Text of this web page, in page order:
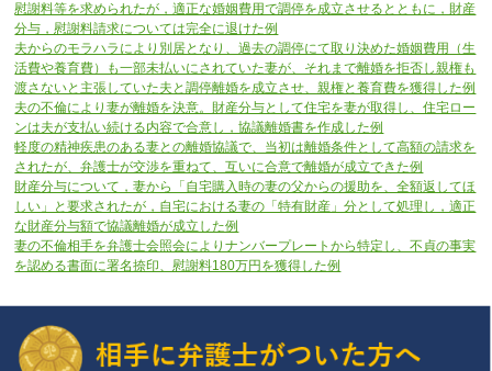
慰謝料等を求められたが，適正な婚姻費用で調停を成立させるとともに，財産
分与，慰謝料請求については完全に退けた例
夫からのモラハラにより別居となり、過去の調停にて取り決めた婚姻費用（生
活費や養育費）も一部未払いにされていた妻が、それまで離婚を拒否し親権も
渡さないと主張していた夫と調停離婚を成立させ、親権と養育費を獲得した例
夫の不倫により妻が離婚を決意。財産分与として住宅を妻が取得し、住宅ロー
ンは夫が支払い続ける内容で合意し，協議離婚書を作成した例
軽度の精神疾患のある妻との離婚協議で、当初は離婚条件として高額の請求を
されたが、弁護士が交渉を重ねて、互いに合意で離婚が成立できた例
財産分与について，妻から「自宅購入時の妻の父からの援助を、全額返してほ
しい」と要求されたが，自宅における妻の「特有財産」分として処理し，適正
な財産分与額で協議離婚が成立した例
妻の不倫相手を弁護士会照会によりナンバープレートから特定し、不貞の事実
を認める書面に署名捺印、慰謝料180万円を獲得した例